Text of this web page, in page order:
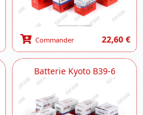
Commander 22,60 €
Batterie Kyoto B39-6